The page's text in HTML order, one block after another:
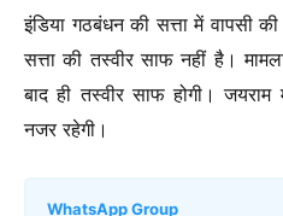
इंडिया गठबंधन की सत्ता में वापसी
सत्ता की तस्वीर साफ नहीं है।
बाद ही तस्वीर साफ होगी। जयराम
नजर रहेगी।
WhatsApp Group